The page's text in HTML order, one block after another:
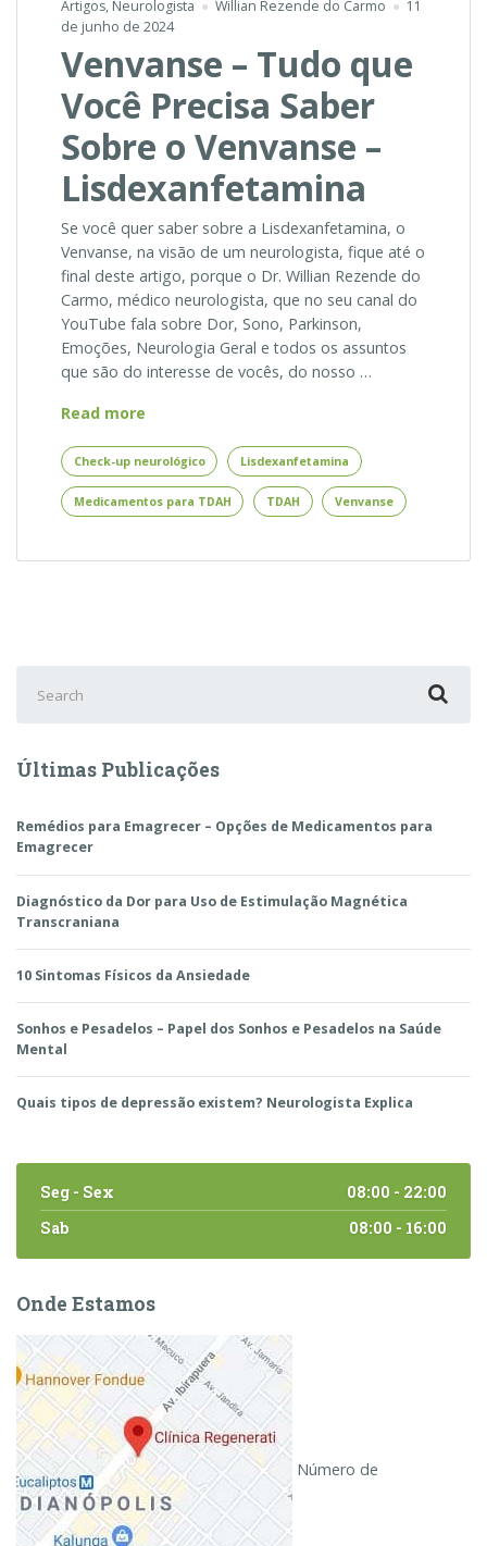
Artigos, Neurologista Willian Rezende do Carmo
11
de junho de 2024
Venvanse – Tudo que
Você Precisa Saber
Sobre o Venvanse –
Lisdexanfetamina
Se você quer saber sobre a Lisdexanfetamina, o
Venvanse, na visão de um neurologista, fique até o
final deste artigo, porque o Dr. Willian Rezende do
Carmo, médico neurologista, que no seu canal do
YouTube fala sobre Dor, Sono, Parkinson,
Emoções, Neurologia Geral e todos os assuntos
que são do interesse de vocês, do nosso …
Read more
Tudo
que
Você
Saber
Check-up neurológico Lisdexanfetamina
Medicamentos para TDAH TDAH Venvanse
for:
Últimas Publicações
Remédios para Emagrecer – Opções de Medicamentos para
Emagrecer
Diagnóstico da Dor para Uso de Estimulação Magnética
Transcraniana
10 Sintomas Físicos da Ansiedade
Sonhos e Pesadelos – Papel dos Sonhos e Pesadelos na Saúde
Mental
Quais tipos de depressão existem? Neurologista Explica
Seg - Sex
08:00 - 22:00
Sab
08:00 - 16:00
Onde Estamos
Número de